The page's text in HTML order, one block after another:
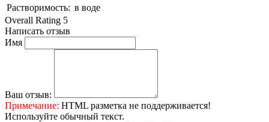
Растворимость: в воде
Overall Rating 5
Написать отзыв
Имя
Ваш отзыв:
Примечание: HTML разметка не поддерживается!
Используйте обычный текст.